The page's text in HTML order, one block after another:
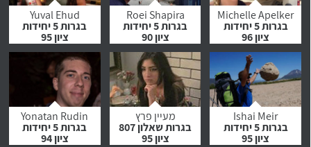
Michelle Apelker
בגרות 5 יחידות
ציון 96
לחץ לצפייה
בהמלצה
Roei Shapira
בגרות 5 יחידות
ציון 90
לחץ לצפייה
בהמלצה
Yuval Ehud
בגרות 5 יחידות
ציון 95
לחץ לצפייה
בהמלצה
Ishai Meir
בגרות 5 יחידות
ציון 95
מעיין פרץ
בגרות שאלון 807
ציון 95
Yonatan Rudin
בגרות 5 יחידות
ציון 94